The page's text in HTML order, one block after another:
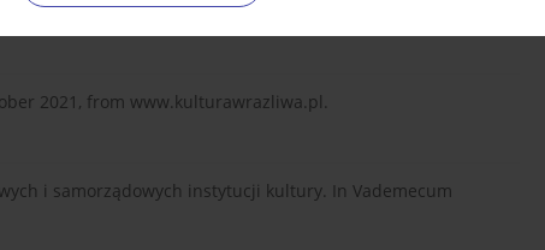
2021, from www.kulturawrazliwa.pl.
i samorządowych instytucji kultury. In Vademecum